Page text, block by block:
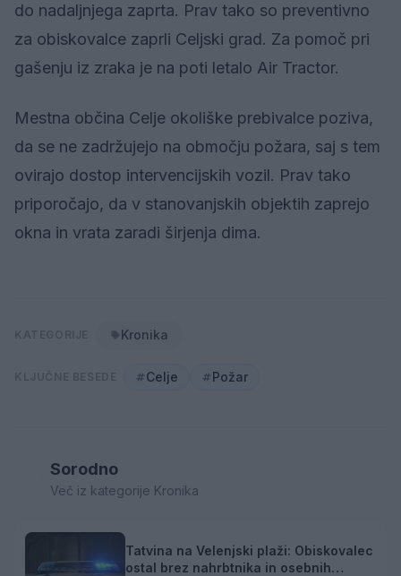
do nadaljnjega zaprta. Prav tako so preventivno
za obiskovalce zaprli Celjski grad. Za pomoč pri
gašenju iz zraka je na poti letalo Air Tractor.
Mestna občina Celje okoliške prebivalce poziva,
da se ne zadržujejo na območju požara, saj s tem
ovirajo dostop intervencijskih vozil. Prav tako
priporočajo, da v stanovanjskih objektih zaprejo
okna in vrata zaradi širjenja dima.
Kronika
Celje Požar
Sorodno
Več iz kategorije Kronika
Tatvina na Velenjski plaži: Obiskovalec
ostal brez nahrbtnika in osebnih